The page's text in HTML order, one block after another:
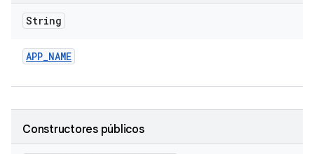
String
APP_NAME
Constructores públicos